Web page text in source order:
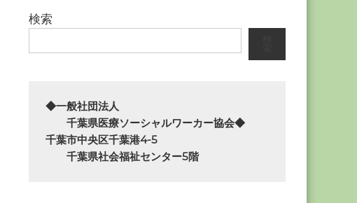
検索
◆一般社団法人
千葉県医療ソーシャルワーカー協会◆
千葉市中央区千葉港4-5
千葉県社会福祉センター5階